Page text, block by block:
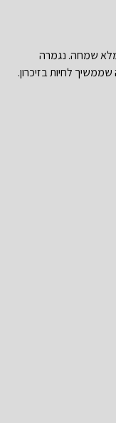
מלא שמחה. נגמרה
לחיות בזיכרון.